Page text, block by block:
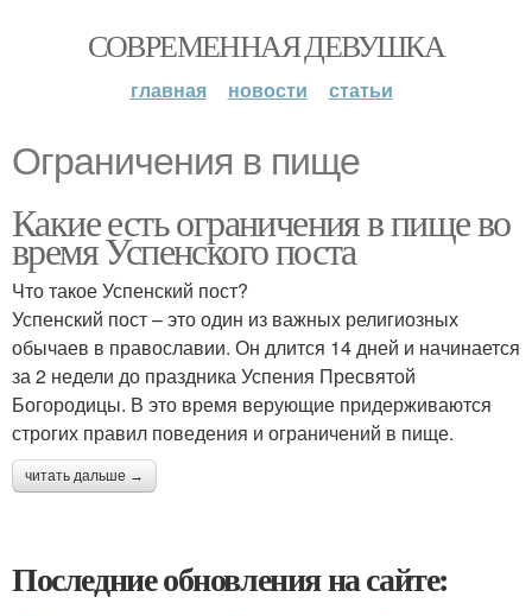
СОВРЕМЕННАЯ ДЕВУШКА
главная новости статьи
Ограничения в пище
Какие есть ограничения в пище во
время Успенского поста
Что такое Успенский пост?
Успенский пост – это один из важных религиозных
обычаев в православии. Он длится 14 дней и начинается
за 2 недели до праздника Успения Пресвятой
Богородицы. В это время верующие придерживаются
строгих правил поведения и ограничений в пище.
читать дальше →
Последние обновления на сайте: